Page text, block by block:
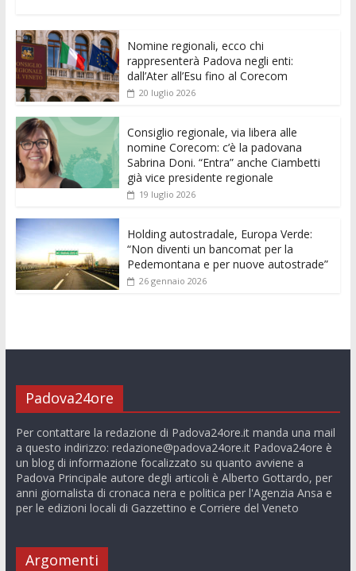
e
b
o
o
k
itt
er l s
A
p
p
ss
e
n
er
di
t
k
e
dI
di
vi
Nomine regionali, ecco chi
rappresenterà Padova negli enti:
dall’Ater all’Esu fino al Corecom
20 luglio 2026
Consiglio regionale, via libera alle
nomine Corecom: c’è la padovana
Sabrina Doni. “Entra” anche Ciambetti
già vice presidente regionale
19 luglio 2026
Holding autostradale, Europa Verde:
“Non diventi un bancomat per la
Pedemontana e per nuove autostrade”
26 gennaio 2026
Padova24ore
Per contattare la redazione di Padova24ore.it manda una mail
a questo indirizzo: redazione@padova24ore.itPadova24ore è
un blog di informazione focalizzato su quanto avviene a
Padova Principale autore degli articoli è Alberto Gottardo, per
anni giornalista di cronaca nera e politica per l'Agenzia Ansa e
per le edizioni locali di Gazzettino e Corriere del Veneto
Argomenti